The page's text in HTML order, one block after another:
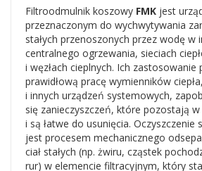
Filtroodmulnik koszowy FMK jest
przeznaczonym do wychwytywania
stałych przenoszonych przez wodę w
centralnego ogrzewania, sieciach
i węzłach cieplnych. Ich zastosowanie
prawidłową pracę wymienników
i innych urządzeń systemowych,
się zanieczyszczeń, które pozostają
i są łatwe do usunięcia. Oczyszczenie
jest procesem mechanicznego
ciał stałych (np. żwiru, cząstek
rur) w elemencie filtracyjnym, który